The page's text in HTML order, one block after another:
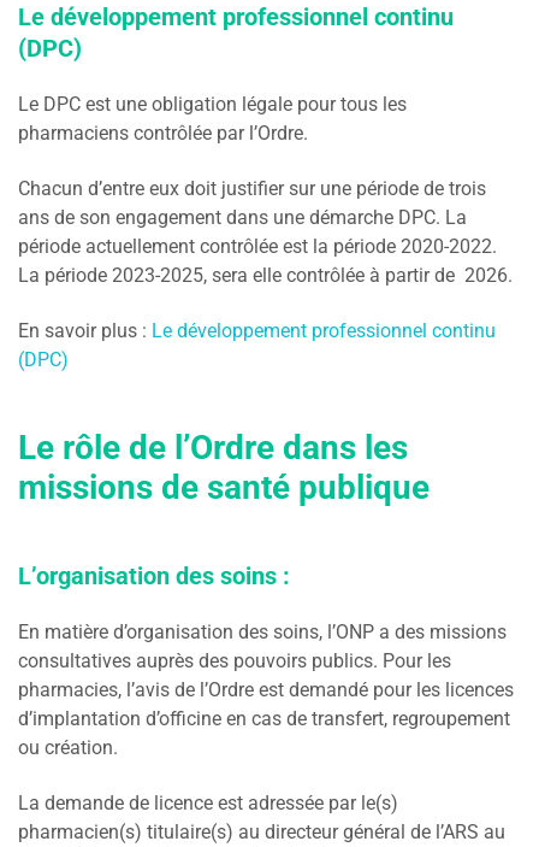
Le développement professionnel continu
(DPC)
Le DPC est une obligation légale pour tous les
pharmaciens contrôlée par l’Ordre.
Chacun d’entre eux doit justifier sur une période de trois
ans de son engagement dans une démarche DPC. La
période actuellement contrôlée est la période 2020-2022.
La période 2023-2025, sera elle contrôlée à partir de 2026.
En savoir plus : Le développement professionnel continu
(DPC)
Le rôle de l’Ordre dans les
missions de santé publique
L’organisation des soins :
En matière d’organisation des soins, l’ONP a des missions
consultatives auprès des pouvoirs publics. Pour les
pharmacies, l’avis de l’Ordre est demandé pour les licences
d’implantation d’officine en cas de transfert, regroupement
ou création.
La demande de licence est adressée par le(s)
pharmacien(s) titulaire(s) au directeur général de l’ARS au